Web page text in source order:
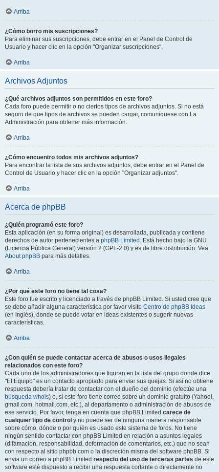
Arriba
¿Cómo borro mis suscripciones?
Para eliminar sus suscripciones, debe entrar en el Panel de Control de
Usuario y hacer clic en la opción "Organizar suscripciones".
Arriba
Archivos Adjuntos
¿Qué archivos adjuntos son permitidos en este foro?
Cada foro puede permitir o no ciertos tipos de archivos adjuntos. Si no está
seguro de que tipos de archivos se pueden cargar, comuníquese con La
Administración para obtener más información.
Arriba
¿Cómo encuentro todos mis archivos adjuntos?
Para encontrar la lista de sus archivos adjuntos, debe entrar en el Panel de
Control de Usuario y hacer clic en la opción "Organizar adjuntos".
Arriba
Acerca de phpBB
¿Quién programó este foro?
Esta aplicación (en su forma original) es desarrollada, publicada y contiene
derechos de autor pertenecientes a phpBB Limited . Está hecho bajo la GNU
(Licencia Pública General) versión 2 (GPL-2.0) y es de libre distribución. Vea
About phpBB para más detalles.
Arriba
¿Por qué este foro no tiene tal cosa?
Este foro fue escrito y licenciado a través de phpBB Limited. Si usted cree que
se debe añadir alguna característica por favor visite Centro de phpBB Ideas
(en Inglés), donde se puede votar en ideas existentes o sugerir nuevas
características.
Arriba
¿Con quién se puede contactar acerca de abusos o usos ilegales
relacionados con este foro?
Cada uno de los administradores que figuran en la lista del grupo donde dice
"El Equipo" es un contacto apropiado para enviar sus quejas. Si así no obtiene
respuesta debería tratar de contactar con el dueño del dominio (efectúe una
búsqueda whois) o, si este foro tiene correo sobre un dominio gratuito (Yahoo!,
gmail.com, hotmail.com, etc.), al departamento o administración de abusos de
ese servicio. Por favor, tenga en cuenta que phpBB Limited carece de
cualquier tipo de control y no puede ser de ninguna manera responsable
sobre cómo, dónde o por quién es usado este sistema de foros. No tiene
ningún sentido contactar con phpBB Limited en relación a asuntos legales
(difamación, responsabilidad, deformación de comentarios, etc.) que no sean
con respecto al sitio phpbb.com o la discreción misma del software phpBB. Si
envia un correo a phpBB Limited respecto del uso de terceras partes de este
software esté dispuesto a recibir una respuesta cortante o directamente no